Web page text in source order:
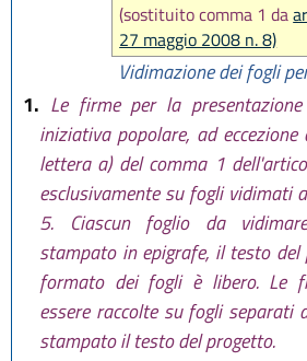
(sostituito comma 1 da
27 maggio 2008 n. 8)
Vidimazione dei fogli
1. Le firme per la
iniziativa popolare, ad
lettera a) del comma 1
esclusivamente su fogli vidimati
5. Ciascun foglio da
stampato in epigrafe, il testo del
formato dei fogli è libero. Le
essere raccolte su fogli separati
stampato il testo del progetto.